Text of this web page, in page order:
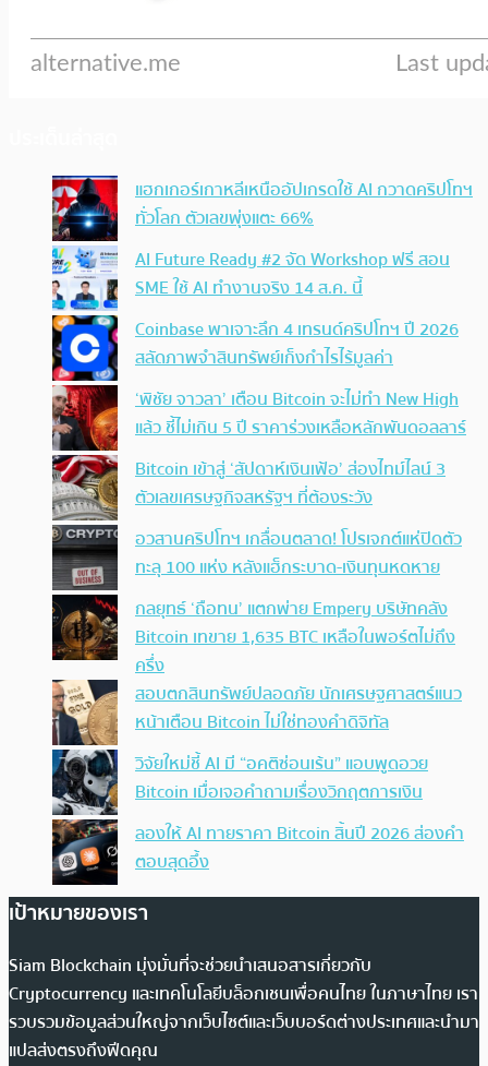
แฮกเกอร์เกาหลีเหนืออัปเกรดใช้ AI กวาดคริปโทฯ
ทั่วโลก ตัวเลขพุ่งแตะ 66%
AI Future Ready #2 จัด Workshop ฟรี สอน
SME ใช้ AI ทำงานจริง 14 ส.ค. นี้
Coinbase พาเจาะลึก 4 เทรนด์คริปโทฯ ปี 2026
สลัดภาพจำสินทรัพย์เก็งกำไรไร้มูลค่า
‘พิชัย จาวลา’ เตือน Bitcoin จะไม่ทำ New High
แล้ว ชี้ไม่เกิน 5 ปี ราคาร่วงเหลือหลักพันดอลลาร์
Bitcoin เข้าสู่ ‘สัปดาห์เงินเฟ้อ’ ส่องไทม์ไลน์ 3
ตัวเลขเศรษฐกิจสหรัฐฯ ที่ต้องระวัง
อวสานคริปโทฯ เกลื่อนตลาด! โปรเจกต์แห่ปิดตัว
ทะลุ 100 แห่ง หลังแฮ็กระบาด-เงินทุนหดหาย
กลยุทธ์ ‘ถือทน’ แตกพ่าย Empery บริษัทคลัง
Bitcoin เทขาย 1,635 BTC เหลือในพอร์ตไม่ถึง
ครึ่ง
สอบตกสินทรัพย์ปลอดภัย นักเศรษฐศาสตร์แนว
หน้าเตือน Bitcoin ไม่ใช่ทองคำดิจิทัล
วิจัยใหม่ชี้ AI มี “อคติซ่อนเร้น” แอบพูดอวย
Bitcoin เมื่อเจอคำถามเรื่องวิกฤตการเงิน
ลองให้ AI ทายราคา Bitcoin สิ้นปี 2026 ส่องคำ
ตอบสุดอึ้ง
เป้าหมายของเรา
Siam Blockchain มุ่งมั่นที่จะช่วยนำเสนอสารเกี่ยวกับ
Cryptocurrency และเทคโนโลยีบล็อกเชนเพื่อคนไทย ในภาษาไทย เรา
รวบรวมข้อมูลส่วนใหญ่จากเว็บไซต์และเว็บบอร์ดต่างประเทศและนำมา
แปลส่งตรงถึงฟีดคุณ